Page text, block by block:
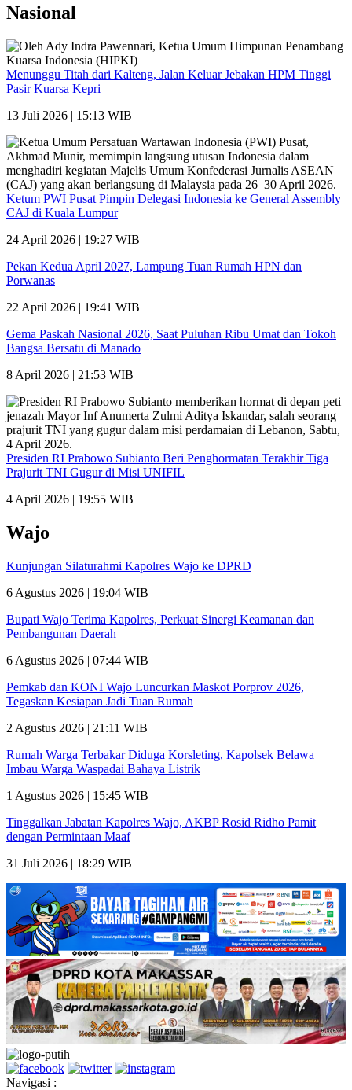
Nasional
Menunggu Titah dari Kalteng, Jalan Keluar Jebakan HPM Tinggi
Pasir Kuarsa Kepri
13 Juli 2026 | 15:13 WIB
Ketum PWI Pusat Pimpin Delegasi Indonesia ke General Assembly
CAJ di Kuala Lumpur
24 April 2026 | 19:27 WIB
Pekan Kedua April 2027, Lampung Tuan Rumah HPN dan
Porwanas
22 April 2026 | 19:41 WIB
Gema Paskah Nasional 2026, Saat Puluhan Ribu Umat dan Tokoh
Bangsa Bersatu di Manado
8 April 2026 | 21:53 WIB
Presiden RI Prabowo Subianto Beri Penghormatan Terakhir Tiga
Prajurit TNI Gugur di Misi UNIFIL
4 April 2026 | 19:55 WIB
Wajo
Kunjungan Silaturahmi Kapolres Wajo ke DPRD
6 Agustus 2026 | 19:04 WIB
Bupati Wajo Terima Kapolres, Perkuat Sinergi Keamanan dan
Pembangunan Daerah
6 Agustus 2026 | 07:44 WIB
Pemkab dan KONI Wajo Luncurkan Maskot Porprov 2026,
Tegaskan Kesiapan Jadi Tuan Rumah
2 Agustus 2026 | 21:11 WIB
Rumah Warga Terbakar Diduga Korsleting, Kapolsek Belawa
Imbau Warga Waspadai Bahaya Listrik
1 Agustus 2026 | 15:45 WIB
Tinggalkan Jabatan Kapolres Wajo, AKBP Rosid Ridho Pamit
dengan Permintaan Maaf
31 Juli 2026 | 18:29 WIB
Navigasi :